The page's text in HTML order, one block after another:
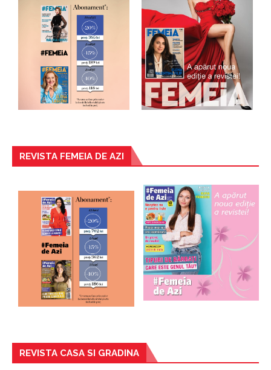
REVISTA FEMEIA DE AZI
REVISTA CASA SI GRADINA